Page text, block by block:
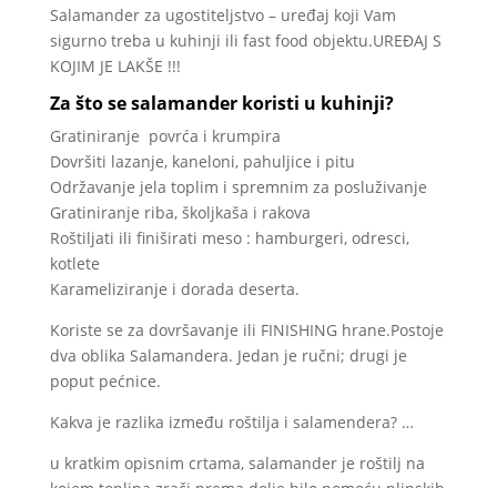
Salamander za ugostiteljstvo – uređaj koji Vam
sigurno treba u kuhinji ili fast food objektu.UREĐAJ S
KOJIM JE LAKŠE !!!
Za što se salamander koristi u kuhinji?
Gratiniranje povrća i krumpira
Dovršiti lazanje, kaneloni, pahuljice i pitu
Održavanje jela toplim i spremnim za posluživanje
Gratiniranje riba, školjkaša i rakova
Roštiljati ili finiširati meso : hamburgeri, odresci,
kotlete
Karameliziranje i dorada deserta.
Koriste se za dovršavanje ili FINISHING hrane.Postoje
dva oblika Salamandera. Jedan je ručni; drugi je
poput pećnice.
Kakva je razlika između roštilja i salamendera? …
u kratkim opisnim crtama, salamander je roštilj na